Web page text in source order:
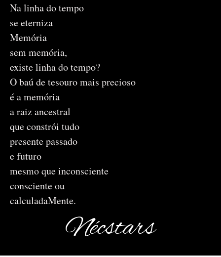
Na linha do tempo
se eterniza
Memória
sem memória,
existe linha do tempo?
O baú de tesouro mais precioso
é a memória
a raiz ancestral
que constrói tudo
presente passado
e futuro
mesmo que inconsciente
consciente ou
calculadaMente.
Nécstars